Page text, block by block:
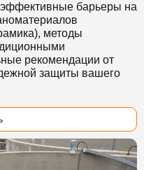
барьеры на
методы
рекомендации от
защиты вашего